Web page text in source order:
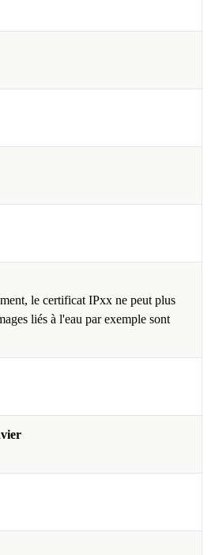
le certificat IPxx ne peut plus
liés à l'eau par exemple sont